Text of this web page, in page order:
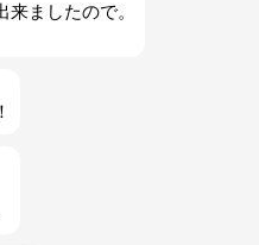
ましたので。